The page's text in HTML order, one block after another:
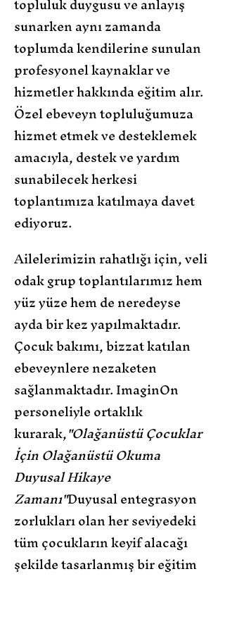
sunarken aynı zamanda
toplumda kendilerine sunulan
profesyonel kaynaklar ve
hizmetler hakkında eğitim alır.
Özel ebeveyn topluluğumuza
hizmet etmek ve desteklemek
amacıyla, destek ve yardım
sunabilecek herkesi
toplantımıza katılmaya davet
ediyoruz.
Ailelerimizin rahatlığı için, veli
odak grup toplantılarımız hem
yüz yüze hem de neredeyse
ayda bir kez yapılmaktadır.
Çocuk bakımı, bizzat katılan
ebeveynlere nezaketen
sağlanmaktadır. ImaginOn
personeliyle ortaklık
kurarak,"Olağanüstü Çocuklar
İçin Olağanüstü Okuma
Duyusal Hikaye
Zamanı"Duyusal entegrasyon
zorlukları olan her seviyedeki
tüm çocukların keyif alacağı
şekilde tasarlanmış bir eğitim